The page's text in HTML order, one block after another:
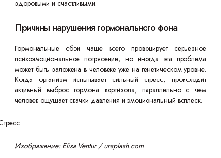
здоровыми и счастливыми.
Причины нарушения гормонального фона
Гормональные сбои чаще всего провоцирует серьезное
психоэмоциональное потрясение, но иногда эта проблема
может быть заложена в человеке уже на генетическом уровне.
Когда организм испытывает сильный стресс, происходит
активный выброс гормона кортизола, параллельно с чем
человек ощущает скачки давления и эмоциональный всплеск.
Изображение: Elisa Ventur / unsplash.com